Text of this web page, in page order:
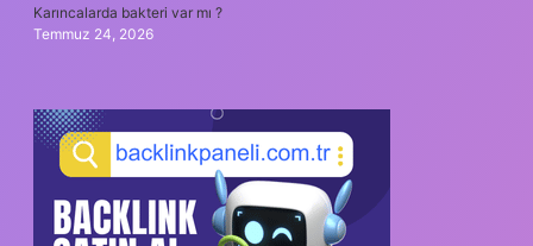
Karıncalarda bakteri var mı ?
Temmuz 24, 2026